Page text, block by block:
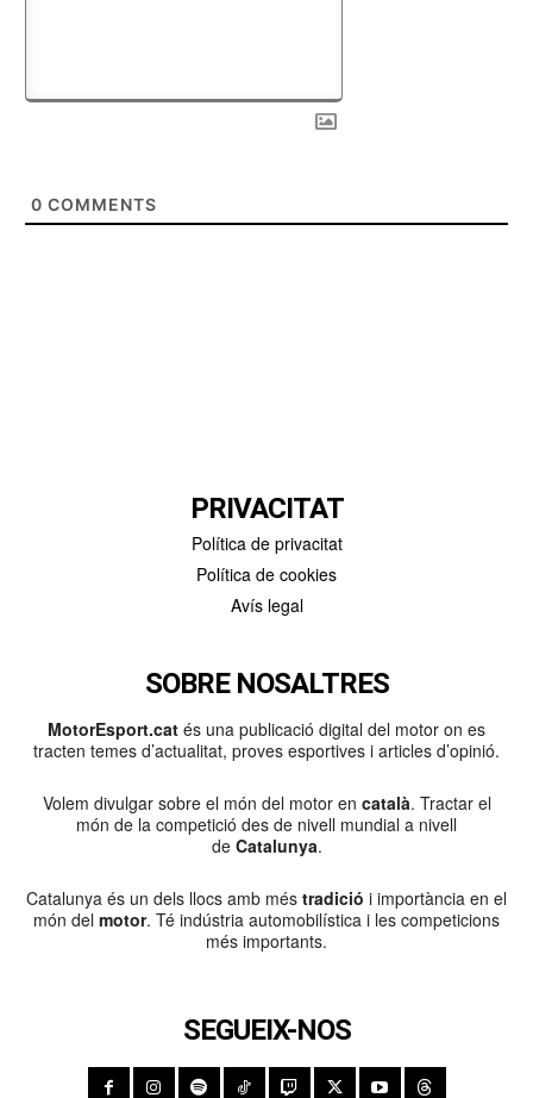
0 COMMENTS
PRIVACITAT
Política de privacitat
Política de cookies
Avís legal
SOBRE NOSALTRES
MotorEsport.cat és una publicació digital del motor on es
tracten temes d’actualitat, proves esportives i articles d’opinió.
Volem divulgar sobre el món del motor en català. Tractar el
món de la competició des de nivell mundial a nivell
de Catalunya.
Catalunya és un dels llocs amb més tradició i importància en el
món del motor. Té indústria automobilística i les competicions
més importants.
SEGUEIX-NOS